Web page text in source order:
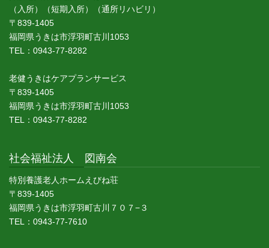
（入所）（短期入所）（通所リハビリ）
〒839-1405
福岡県うきは市浮羽町古川1053
TEL：0943-77-8282
老健うきはケアプランサービス
〒839-1405
福岡県うきは市浮羽町古川1053
TEL：0943-77-8282
社会福祉法人 図南会
特別養護老人ホームえびね荘
〒839-1405
福岡県うきは市浮羽町古川７０７−３
TEL：0943-77-7610